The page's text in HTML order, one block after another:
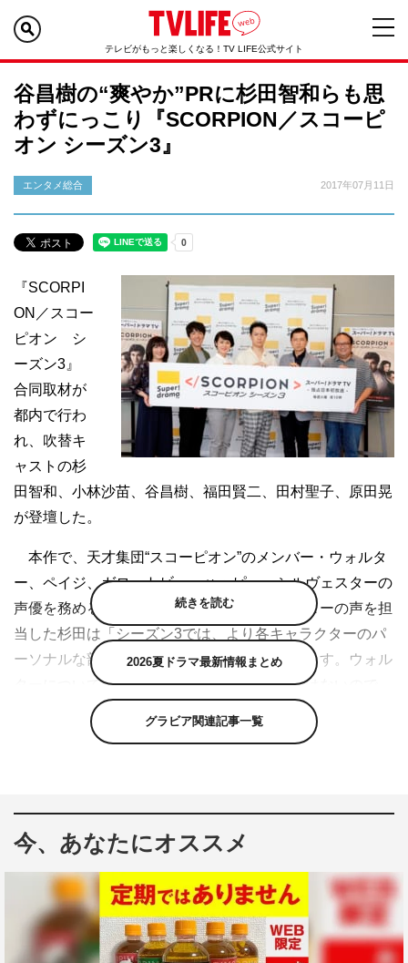
テレビがもっと楽しくなる！TV LIFE公式サイト
谷昌樹の“爽やか”PRに杉田智和らも思
わずにっこり『SCORPION／スコーピ
オン シーズン3』
エンタメ総合 2017年07月11日
『SCORPI
ON／スコー
ピオン シ
ーズン3』
合同取材が
都内で行わ
れ、吹替キ
ャストの杉
田智和、小林沙苗、谷昌樹、福田賢二、田村聖子、原田晃
が登壇した。
本作で、天才集団“スコーピオン”のメンバー・ウォルタ
ー、ペイジ、ガロ、トビー、ハッピー、シルヴェスターの
声優を務める登壇キャスト。主人公・ウォルターの声を担
当した杉田は「シーズン3では、より各キャラクターのパ
ーソナルな部分を掘り下げる内容になっています。ウォル
ターについては天才ではありますが、完璧ではないので…
演じる側としても彼らのことを理解できていくと、より好
きになっていけるなと思いますね」とコメント。
に思ってシーズン1、2でガロを演じさせていただいて何と
なくですが、彼を演じているロバート・パトリックさんの
息遣いや心根みたいなものを分かり始めている気がするの
で、アテレコ作業がとても楽しいです」と自身の中にある
吹き替えの心得と現在の心境を明かした。
続きを読む
2026夏ドラマ最新情報まとめ
グラビア関連記事一覧
今、あなたにオススメ